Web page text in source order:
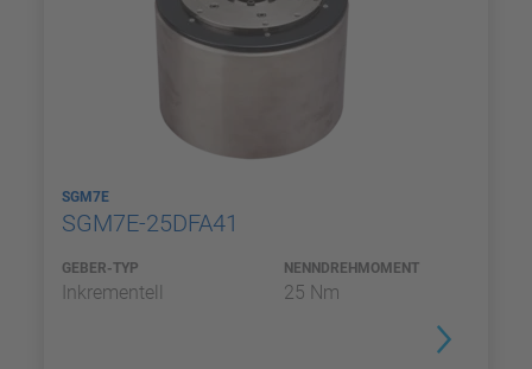
SGM7E
SGM7E-25DFA41
GEBER-TYP
Inkrementell
NENNDREHMOMENT
25 Nm